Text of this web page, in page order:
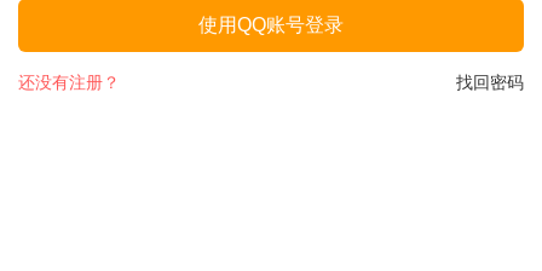
使用QQ账号登录
找回密码
还没有注册？